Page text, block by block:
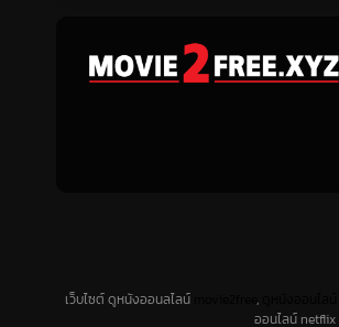
เว็บไซต์ ดูหนังออนลไลน์ ,
ออนไลน์ netflix